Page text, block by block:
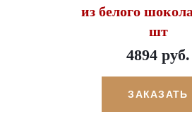
из белого
шт
4894 руб.
ЗАКАЗАТЬ